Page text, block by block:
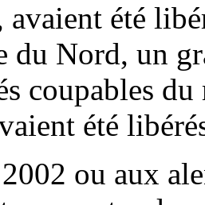
été
du Nord, un
coupables
été
ou aux